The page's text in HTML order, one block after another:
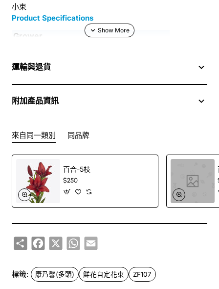
小束
Product Specifications
Grower
Quality
Packing
運輸與退貨
附加產品資訊
來自同一類別 同品牌
百合-5枝
$250
ShareFacebook
X WhatsApp
Email
標籤: 康乃馨(多頭) 鮮花自定花束 ZF107